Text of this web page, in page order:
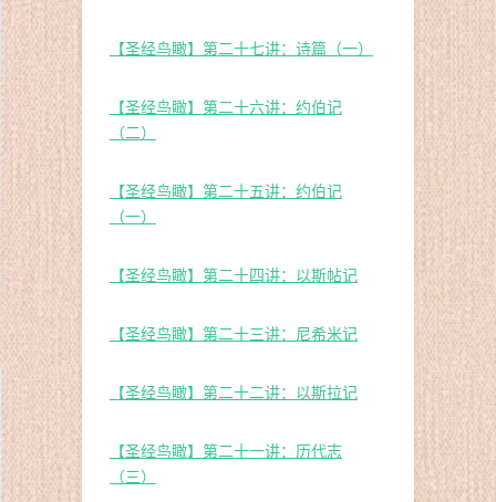
【圣经鸟瞰】第二十七讲：诗篇（一）
【圣经鸟瞰】第二十六讲：约伯记
（二）
【圣经鸟瞰】第二十五讲：约伯记
（一）
【圣经鸟瞰】第二十四讲：以斯帖记
【圣经鸟瞰】第二十三讲：尼希米记
【圣经鸟瞰】第二十二讲：以斯拉记
【圣经鸟瞰】第二十一讲：历代志
（三）